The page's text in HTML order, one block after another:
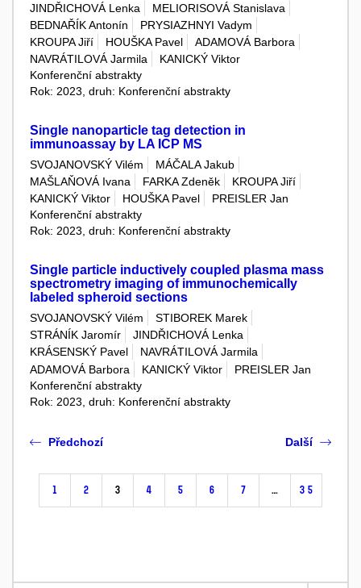
JINDŘICHOVÁ Lenka
MELIORISOVÁ Stanislava
BEDNAŘÍK Antonín
PRYSIAZHNYI Vadym
KROUPA Jiří
HOUŠKA Pavel
ADAMOVÁ Barbora
NAVRÁTILOVÁ Jarmila
KANICKÝ Viktor
Konferenční abstrakty
Rok: 2023, druh: Konferenční abstrakty
Single nanoparticle tag detection in
immunoassay by LA ICP MS
SVOJANOVSKÝ Vilém
MÁČALA Jakub
MAŠLAŇOVÁ Ivana
FARKA Zdeněk
KROUPA Jiří
KANICKÝ Viktor
HOUŠKA Pavel
PREISLER Jan
Konferenční abstrakty
Rok: 2023, druh: Konferenční abstrakty
Single particle inductively coupled plasma mass
spectrometry imaging of immunochemically
labeled spheroid sections
SVOJANOVSKÝ Vilém
STIBOREK Marek
STRÁNÍK Jaromír
JINDŘICHOVÁ Lenka
KRÁSENSKÝ Pavel
NAVRÁTILOVÁ Jarmila
ADAMOVÁ Barbora
KANICKÝ Viktor
PREISLER Jan
Konferenční abstrakty
Rok: 2023, druh: Konferenční abstrakty
Předchozí
1 2 3 4 5 6 7 … 35
Další